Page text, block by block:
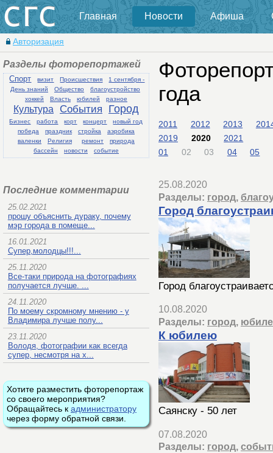
Главная Новости Афиша
Авторизация
Разделы фоторепортажей
Спорт визит Происшествия
1 сентября -
День знаний
Общество
благоустройство
хоккей
Власть юбилей разное
Культура События Город
Бизнес работа корт концерт
новый год
победа
праздник стройка
аэробика
валенки
Религия ремонт
природа
бассейн
новости событие
Последние комментарии
25.02.2021
прошу объяснить дураку, почему
мэр города в помеще...
16.01.2021
Супер,молодцы!!!...
25.11.2020
Все-таки природа на фотографиях
получается лучше. ...
24.11.2020
По моему скромному мнению - у
Владимира лучше полу...
23.11.2020
Володя, фотографии как всегда
супер, несмотря на х...
Хотите разместить фоторепортаж
со своего мероприятия?
Обращайтесь к администратору
через форму обратной связи.
года
2011 2012 2013
2019
2020
2021
01
02 03 04 05
25.08.2020
Разделы: город,
Город
Город
10.08.2020
Разделы: город,
К юбилею
Саянску - 50 лет
07.08.2020
Разделы: город,